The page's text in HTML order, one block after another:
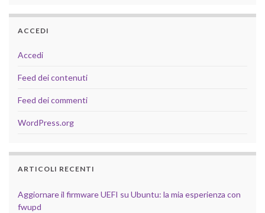
ACCEDI
Accedi
Feed dei contenuti
Feed dei commenti
WordPress.org
ARTICOLI RECENTI
Aggiornare il firmware UEFI su Ubuntu: la mia esperienza con
fwupd